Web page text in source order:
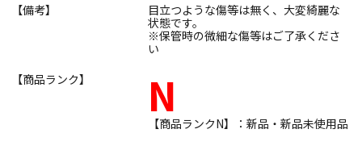
【備考】
目立つような傷等は無く、大変綺麗な
状態です。
※保管時の微細な傷等はご了承くださ
い
【商品ランク】
N
【商品ランクN】：新品・新品未使用品